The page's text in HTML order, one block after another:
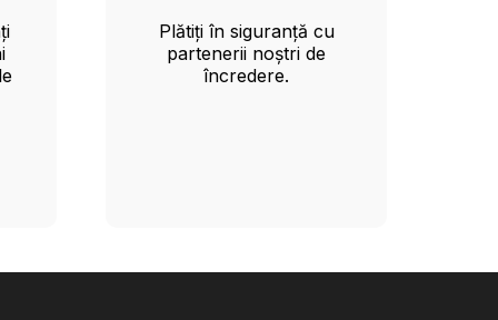
Plătiți în siguranță cu
partenerii noștri de
încredere.